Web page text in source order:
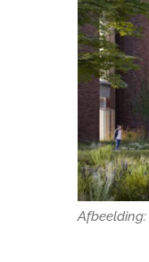
Afbeelding: